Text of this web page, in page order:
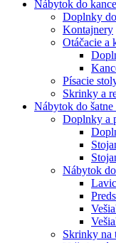
Nábytok do
Doplnky
Kontajnery
Otáčacie a
Písacie
Skrinky a
Nábytok do šatne
Doplnky a
Nábytok
Skrinky na